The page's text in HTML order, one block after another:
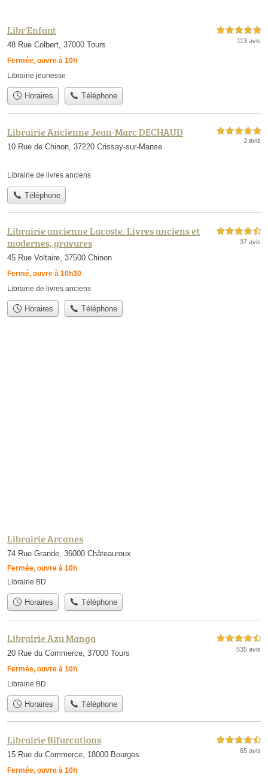
Libr'Enfant
48 Rue Colbert, 37000 Tours
Fermée, ouvre à 10h
5,0 étoiles sur 5
113 avis
Librairie jeunesse
Horaires Téléphone
Librairie Ancienne Jean-Marc DECHAUD
10 Rue de Chinon, 37220 Crissay-sur-Manse
5,0 étoiles sur 5
3 avis
Librairie de livres anciens
Téléphone
Librairie ancienne Lacoste. Livres anciens et
modernes, gravures
45 Rue Voltaire, 37500 Chinon
Fermé, ouvre à 10h30
4,5 étoiles sur 5
37 avis
Librairie de livres anciens
Horaires Téléphone
Librairie Arcanes
74 Rue Grande, 36000 Châteauroux
Fermée, ouvre à 10h
Librairie BD
Horaires Téléphone
Librairie Azu Manga
20 Rue du Commerce, 37000 Tours
Fermée, ouvre à 10h
4,5 étoiles sur 5
535 avis
Librairie BD
Horaires Téléphone
Librairie Bifurcations
15 Rue du Commerce, 18000 Bourges
Fermée, ouvre à 10h
4,5 étoiles sur 5
65 avis